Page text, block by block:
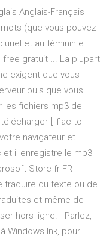
Anglais-Français
(que vous pouvez
et au féminin e
gratuit ... La plupart
exigent que vous
puis que vous
les fichiers mp3 de
[] flac to
navigateur et
il enregistre le mp3
Store fr-FR
traduire du texte ou de
et même de
hors ligne. - Parlez,
Windows Ink, pour